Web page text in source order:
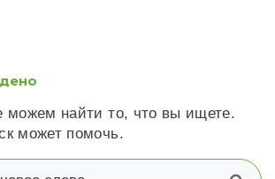
можем найти то, что вы ищете.
может помочь.